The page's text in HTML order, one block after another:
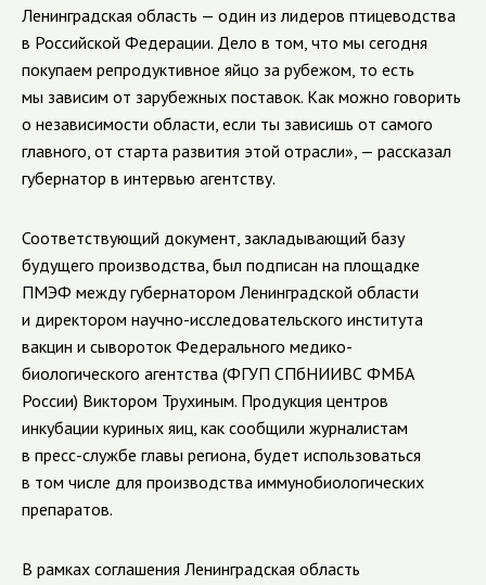
Ленинградская область — один из лидеров птицеводства
в Российской Федерации. Дело в том, что мы сегодня
покупаем репродуктивное яйцо за рубежом, то есть
мы зависим от зарубежных поставок. Как можно говорить
о независимости области, если ты зависишь от самого
главного, от старта развития этой отрасли», — рассказал
губернатор в интервью агентству.
Соответствующий документ, закладывающий базу
будущего производства, был подписан на площадке
ПМЭФ между губернатором Ленинградской области
и директором научно-исследовательского института
вакцин и сывороток Федерального медико-
биологического агентства (ФГУП СПбНИИВС ФМБА
России) Виктором Трухиным. Продукция центров
инкубации куриных яиц, как сообщили журналистам
в пресс-службе главы региона, будет использоваться
в том числе для производства иммунобиологических
препаратов.
В рамках соглашения Ленинградская область